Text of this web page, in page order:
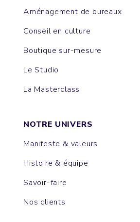
Aménagement de bureaux
Conseil en culture
Boutique sur-mesure
Le Studio
La Masterclass
NOTRE UNIVERS
Manifeste & valeurs
Histoire & équipe
Savoir-faire
Nos clients